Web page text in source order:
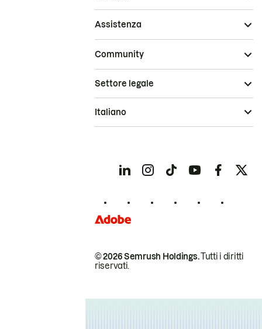
Assistenza
Community
© 2026 Semrush Holdings.Tutti i diritti
riservati.
Settore legale
Italiano